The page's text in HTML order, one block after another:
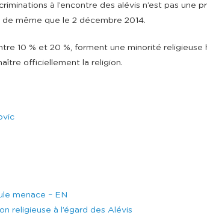
à l’encontre des alévis n’est pas une
même que le 2 décembre 2014.
10 % et 20 %, forment une minorité religieuse
officiellement la religion.
menace – EN
religieuse à l’égard des Alévis